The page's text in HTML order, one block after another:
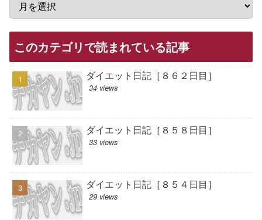
このカテゴリで読まれている記事
ダイエット日記［８６２日目］
34 views
ダイエット日記［８５８日目］
33 views
ダイエット日記［８５４日目］
29 views